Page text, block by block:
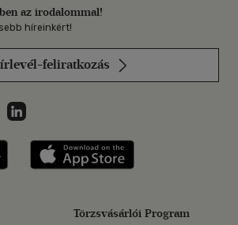
az irodalommal!
híreinkért!
feliratkozás
on
az Instagramon
Libri a LinkedInen
Libri applikáció Szerezd meg: Google
Törzsvásárlói Program